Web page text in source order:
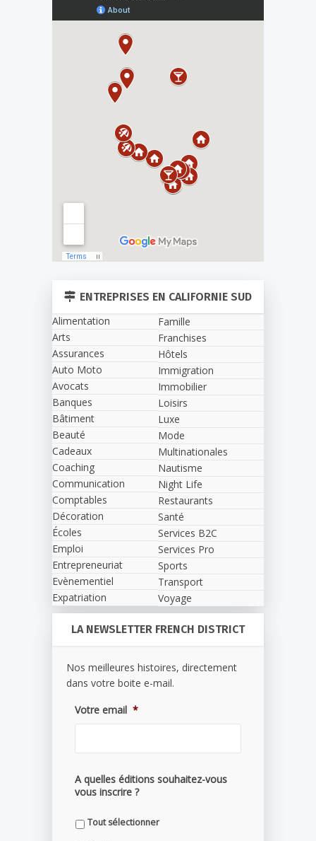
ENTREPRISES EN CALIFORNIE SUD
Alimentation
Arts
Assurances
Auto Moto
Avocats
Banques
Bâtiment
Beauté
Cadeaux
Coaching
Communication
Comptables
Décoration
Écoles
Emploi
Entrepreneuriat
Evènementiel
Expatriation
Famille
Franchises
Hôtels
Immigration
Immobilier
Loisirs
Luxe
Mode
Multinationales
Nautisme
Night Life
Restaurants
Santé
Services B2C
Services Pro
Sports
Transport
Voyage
LA NEWSLETTER FRENCH DISTRICT
Nos meilleures histoires, directement
dans votre boite e-mail.
Votre email *
A quelles éditions souhaitez-vous
vous inscrire ?
Tout sélectionner